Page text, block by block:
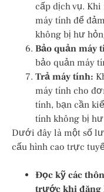
cấp dịch vụ.
máy tính để
không bị hư
Bảo quản máy
bảo quản máy
Trả máy tính:
máy tính cho
tính, bạn cần
tính không bị
Dưới đây là một số
cấu hình cao trực
Đọc kỹ các
trước khi đăng